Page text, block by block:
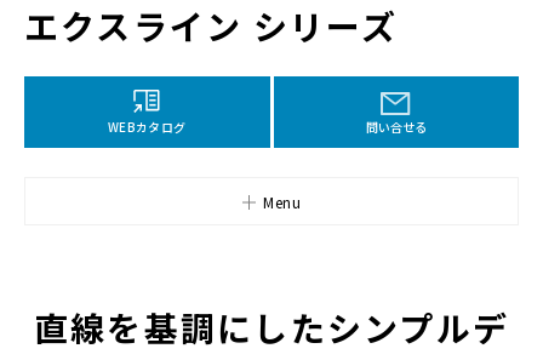
エクスライン シリーズ
WEBカタログ 問い合せる
Menu
直線を基調にしたシンプルデ